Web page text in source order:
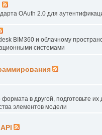
OAuth 2.0 для
BIM360 и облачному
системами
в другой, подготовьте
элементов модели